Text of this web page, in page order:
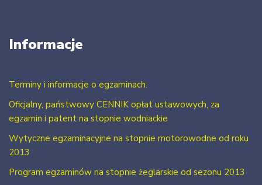
Informacje
Terminy i informacje o egzaminach.
Oficjalny, państwowy CENNIK opłat ustawowych, za
egzamin i patent na stopnie wodniackie
Wytyczne egzaminacyjne na stopnie motorowodne od roku
2013
Program egzaminów na stopnie żeglarskie od sezonu 2013